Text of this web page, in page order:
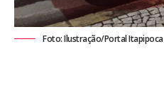
Foto: Ilustração/Portal Itapipoca